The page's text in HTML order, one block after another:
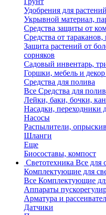
Удобрения для
Укрывной материал,
Средства защиты от
Средства от
Защита растений от
сорняков
Садовый инвентарь,
Горшки, мебель и декор
Средства для полива
Все Средства для
Лейки, баки, бочки,
Насадки, переходники
Насосы
Распылители,
Шланги
Еще
Биосоставы, компост
Светотехника Все для
Комплектующие для
Все Комплектующие
Аппараты
Арматура и
Датчики